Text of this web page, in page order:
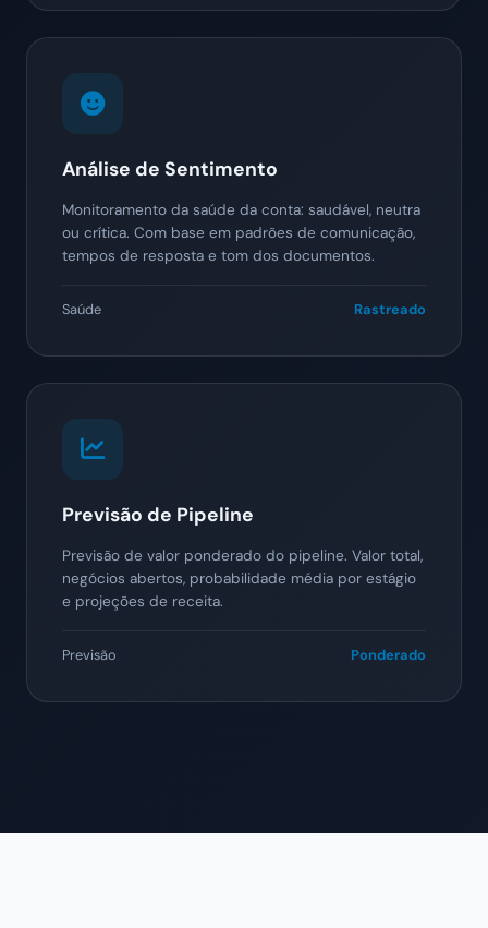
Análise de Sentimento
Monitoramento da saúde da conta: saudável, neutra
ou crítica. Com base em padrões de comunicação,
tempos de resposta e tom dos documentos.
Saúde Rastreado
Previsão de Pipeline
Previsão de valor ponderado do pipeline. Valor total,
negócios abertos, probabilidade média por estágio
e projeções de receita.
Previsão Ponderado